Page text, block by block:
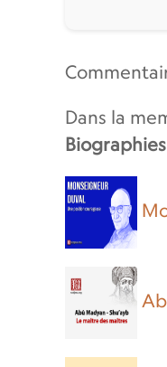
Dans la
Biographies